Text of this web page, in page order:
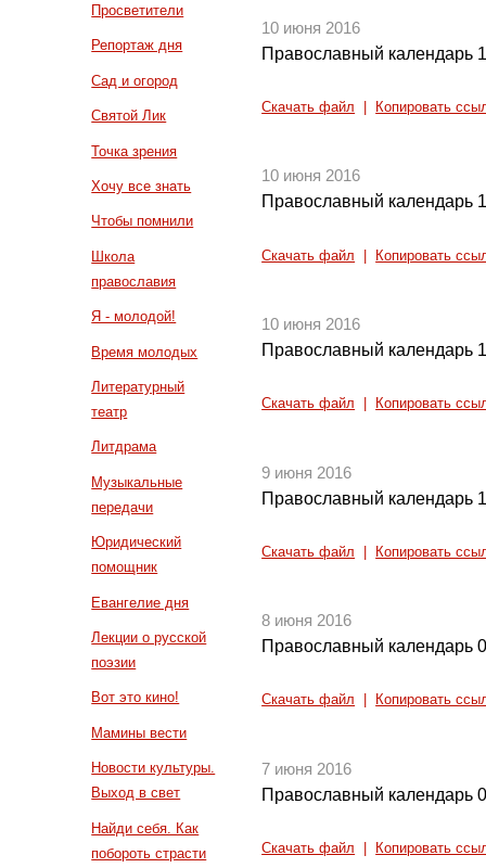
Просветители
Репортаж дня
Сад и огород
Святой Лик
Точка зрения
Хочу все знать
Чтобы помнили
Школа
православия
Я - молодой!
Время молодых
Литературный
театр
Литдрама
Музыкальные
передачи
Юридический
помощник
Евангелие дня
Лекции о русской
поэзии
Вот это кино!
Мамины вести
Новости культуры.
Выход в свет
Найди себя. Как
побороть страсти
10 июня 2016
Православный календарь
Скачать файл Копировать
10 июня 2016
Православный календарь
Скачать файл Копировать
10 июня 2016
Православный календарь
Скачать файл Копировать
9 июня 2016
Православный календарь
Скачать файл Копировать
8 июня 2016
Православный календарь
Скачать файл Копировать
7 июня 2016
Православный календарь
Скачать файл Копировать